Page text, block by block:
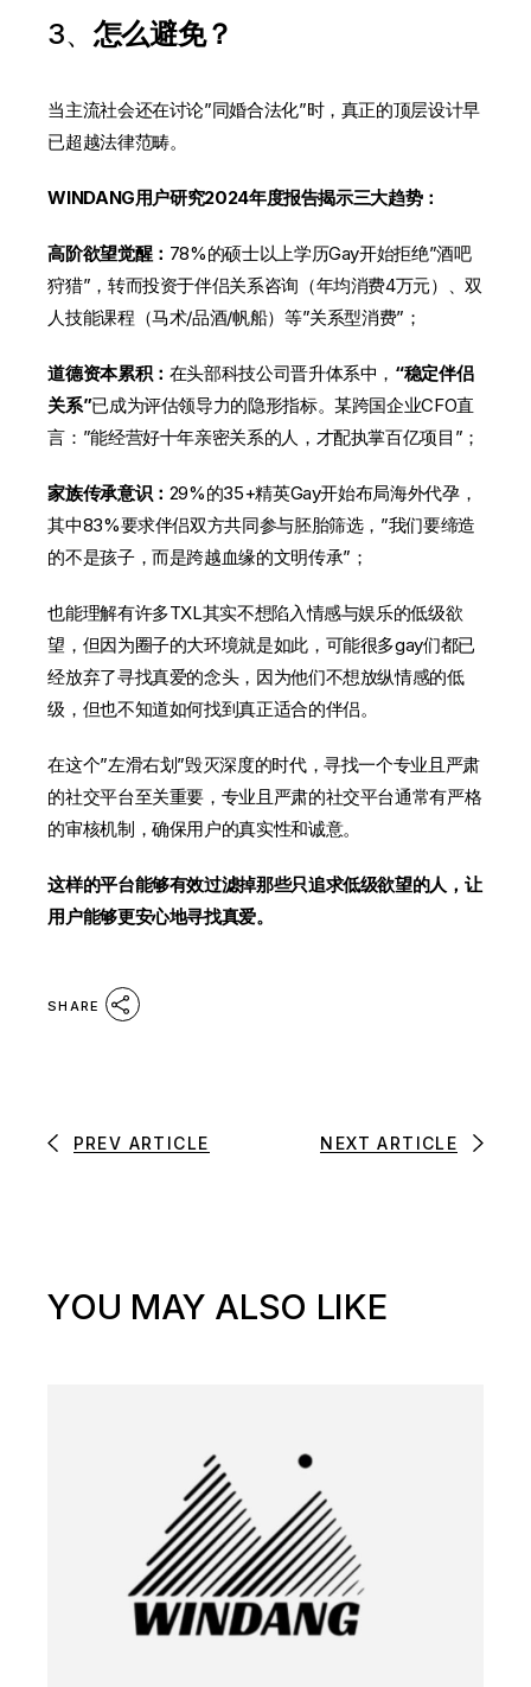
3、 怎么避免？
当主流社会还在讨论”同婚合法化”时，真正的顶层设计早
已超越法律范畴。
WINDANG用户研究2024年度报告揭示三大趋势：
高阶欲望觉醒： 78%的硕士以上学历Gay开始拒绝”酒吧
狩猎”，转而投资于伴侣关系咨询（年均消费4万元）、双
人技能课程（马术/品酒/帆船）等”关系型消费”；
道德资本累积： 在头部科技公司晋升体系中， “稳定伴侣
关系”已成为评估领导力的隐形指标。某跨国企业CFO直
言：”能经营好十年亲密关系的人，才配执掌百亿项目”；
家族传承意识： 29%的35+精英Gay开始布局海外代孕，
其中83%要求伴侣双方共同参与胚胎筛选，”我们要缔造
的不是孩子，而是跨越血缘的文明传承”；
也能理解有许多TXL其实不想陷入情感与娱乐的低级欲
望，但因为圈子的大环境就是如此，可能很多gay们都已
经放弃了寻找真爱的念头，因为他们不想放纵情感的低
级，但也不知道如何找到真正适合的伴侣。
在这个”左滑右划”毁灭深度的时代，寻找一个专业且严肃
的社交平台至关重要，专业且严肃的社交平台通常有严格
的审核机制，确保用户的真实性和诚意。
这样的平台能够有效过滤掉那些只追求低级欲望的人，让
用户能够更安心地寻找真爱。
SHARE
PREV ARTICLE NEXT ARTICLE
YOU MAY ALSO LIKE